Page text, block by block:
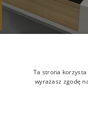
Ta strona
wyrażasz zgodę